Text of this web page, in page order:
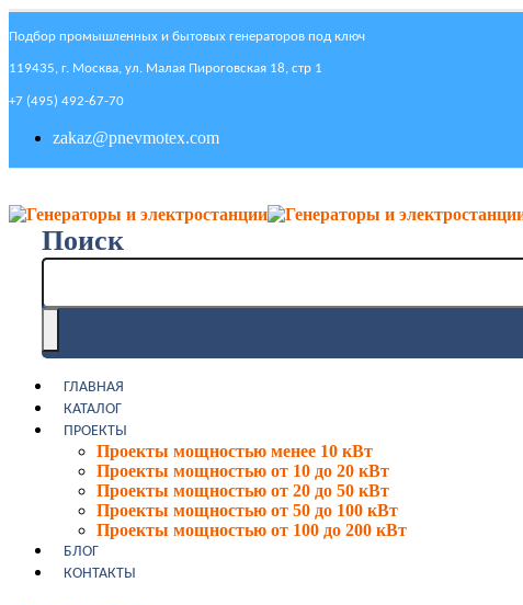
Подбор промышленных и бытовых генераторов под ключ
119435, г. Москва, ул. Малая Пироговская 18, стр 1
+7 (495) 492-67-70
zakaz@pnevmotex.com
Поиск
ГЛАВНАЯ
КАТАЛОГ
ПРОЕКТЫ
Проекты мощностью менее 10 кВт
Проекты мощностью от 10 до 20 кВт
Проекты мощностью от 20 до 50 кВт
Проекты мощностью от 50 до 100 кВт
Проекты мощностью от 100 до 200 кВт
БЛОГ
КОНТАКТЫ